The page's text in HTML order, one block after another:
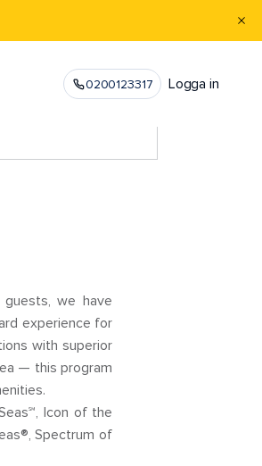
0200123317 Logga in
we have
experience for
with superior
— this program
Icon of the
Spectrum of